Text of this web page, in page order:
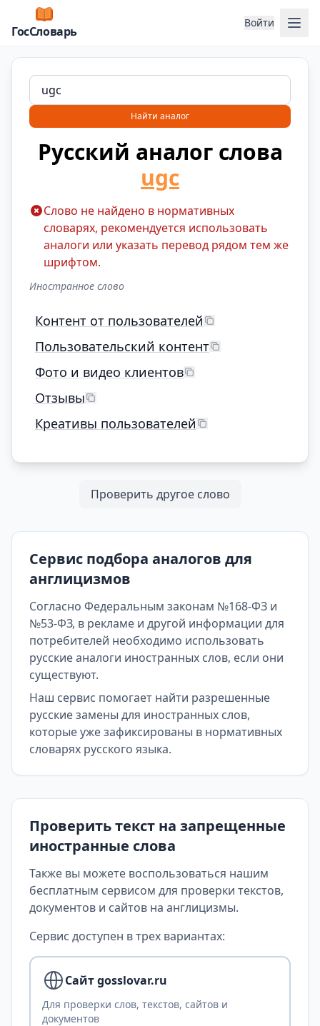
ГосСловарь
Войти
Найти аналог
Русский аналог слова
ugc
Слово не найдено в нормативных
словарях, рекомендуется использовать
аналоги или указать перевод рядом тем же
шрифтом.
Иностранное слово
Контент от пользователей
Пользовательский контент
Фото и видео клиентов
Отзывы
Креативы пользователей
Проверить другое слово
Сервис подбора аналогов для
англицизмов
Согласно Федеральным законам №168-ФЗ и
№53-ФЗ, в рекламе и другой информации для
потребителей необходимо использовать
русские аналоги иностранных слов, если они
существуют.
Наш сервис помогает найти разрешенные
русские замены для иностранных слов,
которые уже зафиксированы в нормативных
словарях русского языка.
Проверить текст на запрещенные
иностранные слова
Также вы можете воспользоваться нашим
бесплатным сервисом для проверки текстов,
документов и сайтов на англицизмы.
Сервис доступен в трех вариантах:
Сайт gosslovar.ru
Для проверки слов, текстов, сайтов и
документов